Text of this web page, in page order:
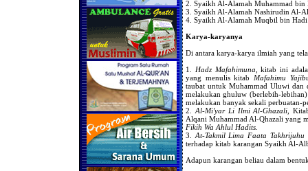
2. Syaikh Al-Alamah Muhammad
3. Syaikh Al-Alamah Nashirudin Al-
4. Syaikh Al-Alamah Muqbil bin
Karya-karyanya
Di antara karya-karya ilmiah yang
1. Hadz Mafahimuna,
kitab ini
yang menulis kitab Mafahimu
taubat untuk Muhammad Uluwi dan
melakukan ghuluw (berlebih-
melakukan banyak sekali
2. Al-Mi'yar Li Ilmi Al-Ghazali,
Alqani Muhammad Al-Qhazali yang
Fikih Wa Ahlul Hadits.
3. At-Takmil Lima Faata
terhadap kitab karangan Syaikh Al-
Adapun karangan beliau dalam